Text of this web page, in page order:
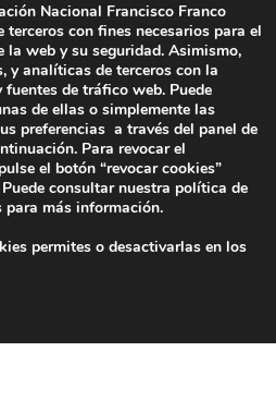
Francisco Franco
Nacional Francisco Franco
con fines necesarios para el
la web y su seguridad. Asimismo,
y analíticas de terceros con la
de tráfico web. Puede
de ellas o simplemente las
preferencias a través del panel de
Para revocar el
el botón “revocar cookies”
consultar nuestra política de
para más información.
permites o desactivarlas en los